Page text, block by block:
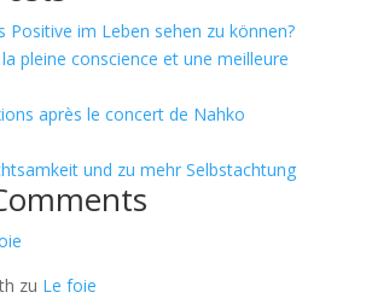
Positive im Leben sehen zu können?
pleine conscience et une meilleure
après le concert de Nahko
und zu mehr Selbstachtung
zu Le foie